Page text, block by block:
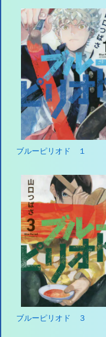
ブルーピリオド １
ブルーピリオド ３